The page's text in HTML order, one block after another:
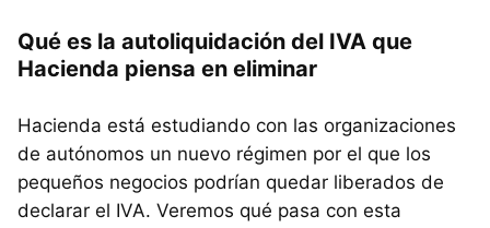
Qué es la autoliquidación del IVA que
Hacienda piensa en eliminar
Hacienda está estudiando con las organizaciones
de autónomos un nuevo régimen por el que los
pequeños negocios podrían quedar liberados de
declarar el IVA. Veremos qué pasa con esta